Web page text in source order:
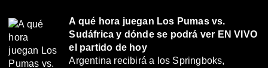
A qué hora juegan Los Pumas vs.
Sudáfrica y dónde se podrá ver EN VIVO
el partido de hoy
Argentina recibirá a los Springboks,